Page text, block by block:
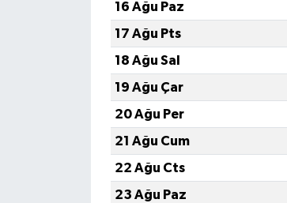
16 Ağu Paz
17 Ağu Pts
18 Ağu Sal
19 Ağu Çar
20 Ağu Per
21 Ağu Cum
22 Ağu Cts
23 Ağu Paz